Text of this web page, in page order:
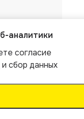
5 минут
+69р.
аналитики
согласие
и сбор данных